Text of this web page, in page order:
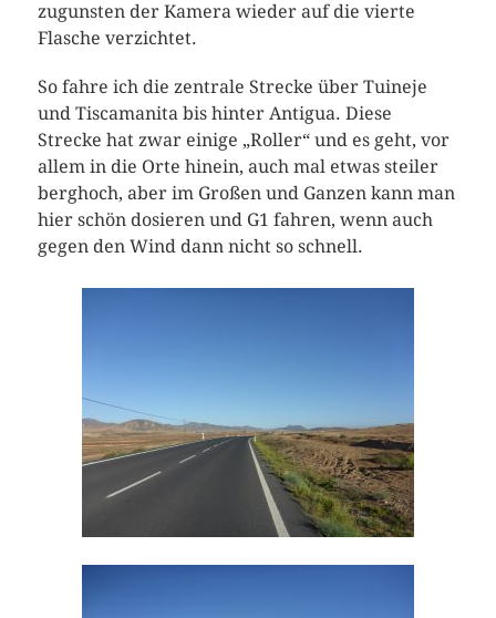
zugunsten der Kamera wieder auf die vierte
Flasche verzichtet.
So fahre ich die zentrale Strecke über Tuineje
und Tiscamanita bis hinter Antigua. Diese
Strecke hat zwar einige „Roller“ und es geht, vor
allem in die Orte hinein, auch mal etwas steiler
berghoch, aber im Großen und Ganzen kann man
hier schön dosieren und G1 fahren, wenn auch
gegen den Wind dann nicht so schnell.